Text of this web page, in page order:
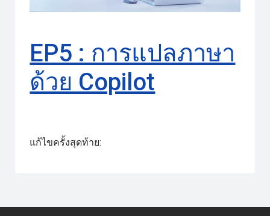
EP5 : การแปลภาษา
ด้วย Copilot
แก้ไขครั้งสุดท้าย: